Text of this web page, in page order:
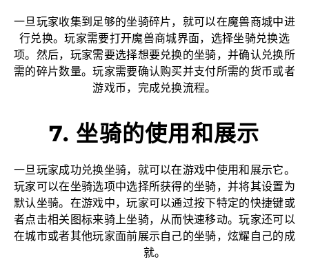
一旦玩家收集到足够的坐骑碎片，就可以在魔兽商城中进
行兑换。玩家需要打开魔兽商城界面，选择坐骑兑换选
项。然后，玩家需要选择想要兑换的坐骑，并确认兑换所
需的碎片数量。玩家需要确认购买并支付所需的货币或者
游戏币，完成兑换流程。
7. 坐骑的使用和展示
一旦玩家成功兑换坐骑，就可以在游戏中使用和展示它。
玩家可以在坐骑选项中选择所获得的坐骑，并将其设置为
默认坐骑。在游戏中，玩家可以通过按下特定的快捷键或
者点击相关图标来骑上坐骑，从而快速移动。玩家还可以
在城市或者其他玩家面前展示自己的坐骑，炫耀自己的成
就。